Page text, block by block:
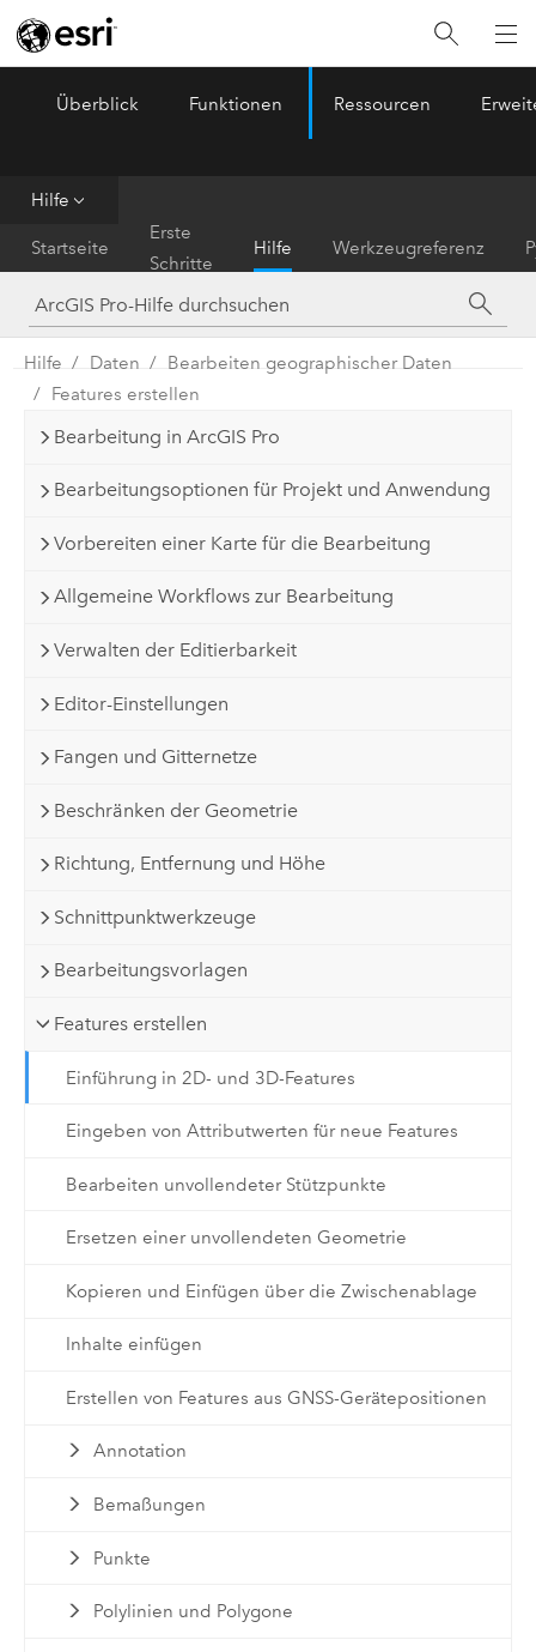
ArcGIS Pro
Überblick Funktionen Ressourcen
Hilfe
Startseite
Erste
Schritte
Hilfe Werkzeugreferenz
Hilfe Daten
Bearbeiten geographischer Daten
Features erstellen
Bearbeitung in ArcGIS Pro
Bearbeitungsoptionen für Projekt und Anwendung
Vorbereiten einer Karte für die Bearbeitung
Allgemeine Workflows zur Bearbeitung
Verwalten der Editierbarkeit
Editor-Einstellungen
Fangen und Gitternetze
Beschränken der Geometrie
Richtung, Entfernung und Höhe
Schnittpunktwerkzeuge
Bearbeitungsvorlagen
Features erstellen
Einführung in 2D- und 3D-Features
Eingeben von Attributwerten für neue Features
Bearbeiten unvollendeter Stützpunkte
Ersetzen einer unvollendeten Geometrie
Kopieren und Einfügen über die Zwischenablage
Inhalte einfügen
Erstellen von Features aus GNSS-Gerätepositionen
Annotation
Bemaßungen
Punkte
Polylinien und Polygone